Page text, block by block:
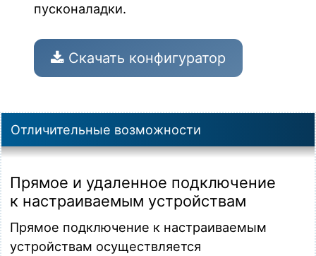
пусконаладки.
Скачать конфигуратор
Отличительные возможности
Прямое и удаленное подключение
к настраиваемым устройствам
Прямое подключение к настраиваемым
устройствам осуществляется